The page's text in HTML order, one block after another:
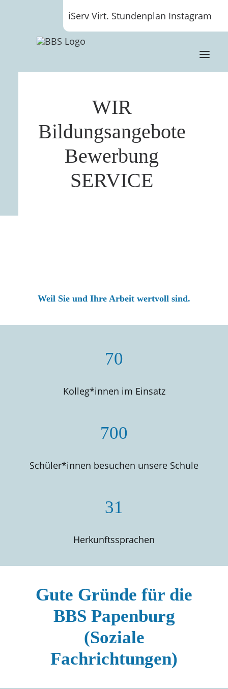
iServ Virt. Stundenplan Instagram
WIR
Bildungsangebote
Bewerbung
SERVICE
Weil Sie und Ihre Arbeit wertvoll sind.
70
Kolleg*innen im Einsatz
700
Schüler*innen besuchen unsere Schule
31
Herkunftssprachen
Gute Gründe für die
BBS Papenburg
(Soziale
Fachrichtungen)